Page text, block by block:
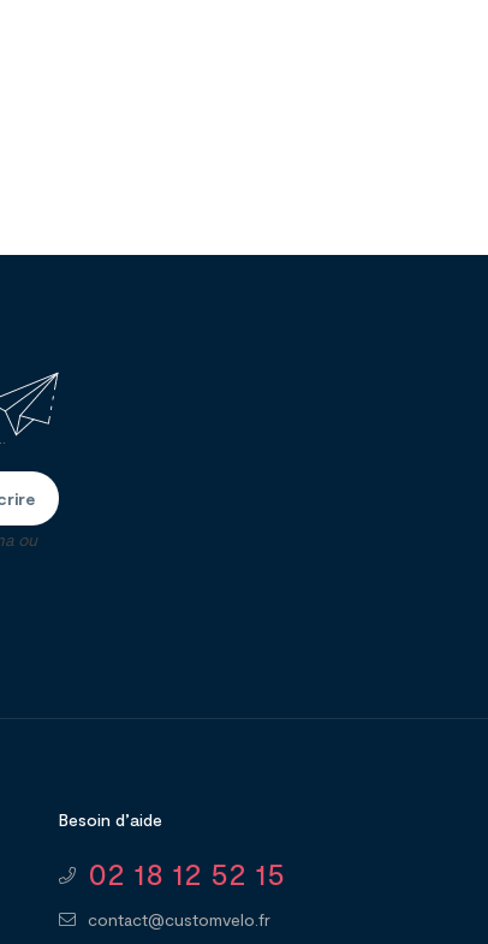
ou
Besoin d’aide
02 18 12 52 15
contact@customvelo.fr